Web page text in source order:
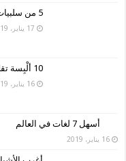
5 من سلبيات التسوق عبر الإنترنت ؟
17 يناير، 2019
10 ألْبِسة تقليدية من حول العالم
16 يناير، 2019
أسهل 7 لغات في العالم
16 يناير، 2019